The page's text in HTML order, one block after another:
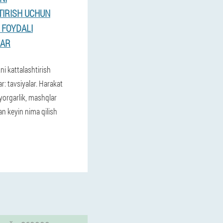
UCHUN
kattalashtirish
tavsiyalar. Harakat
mashqlar
keyin nima qilish